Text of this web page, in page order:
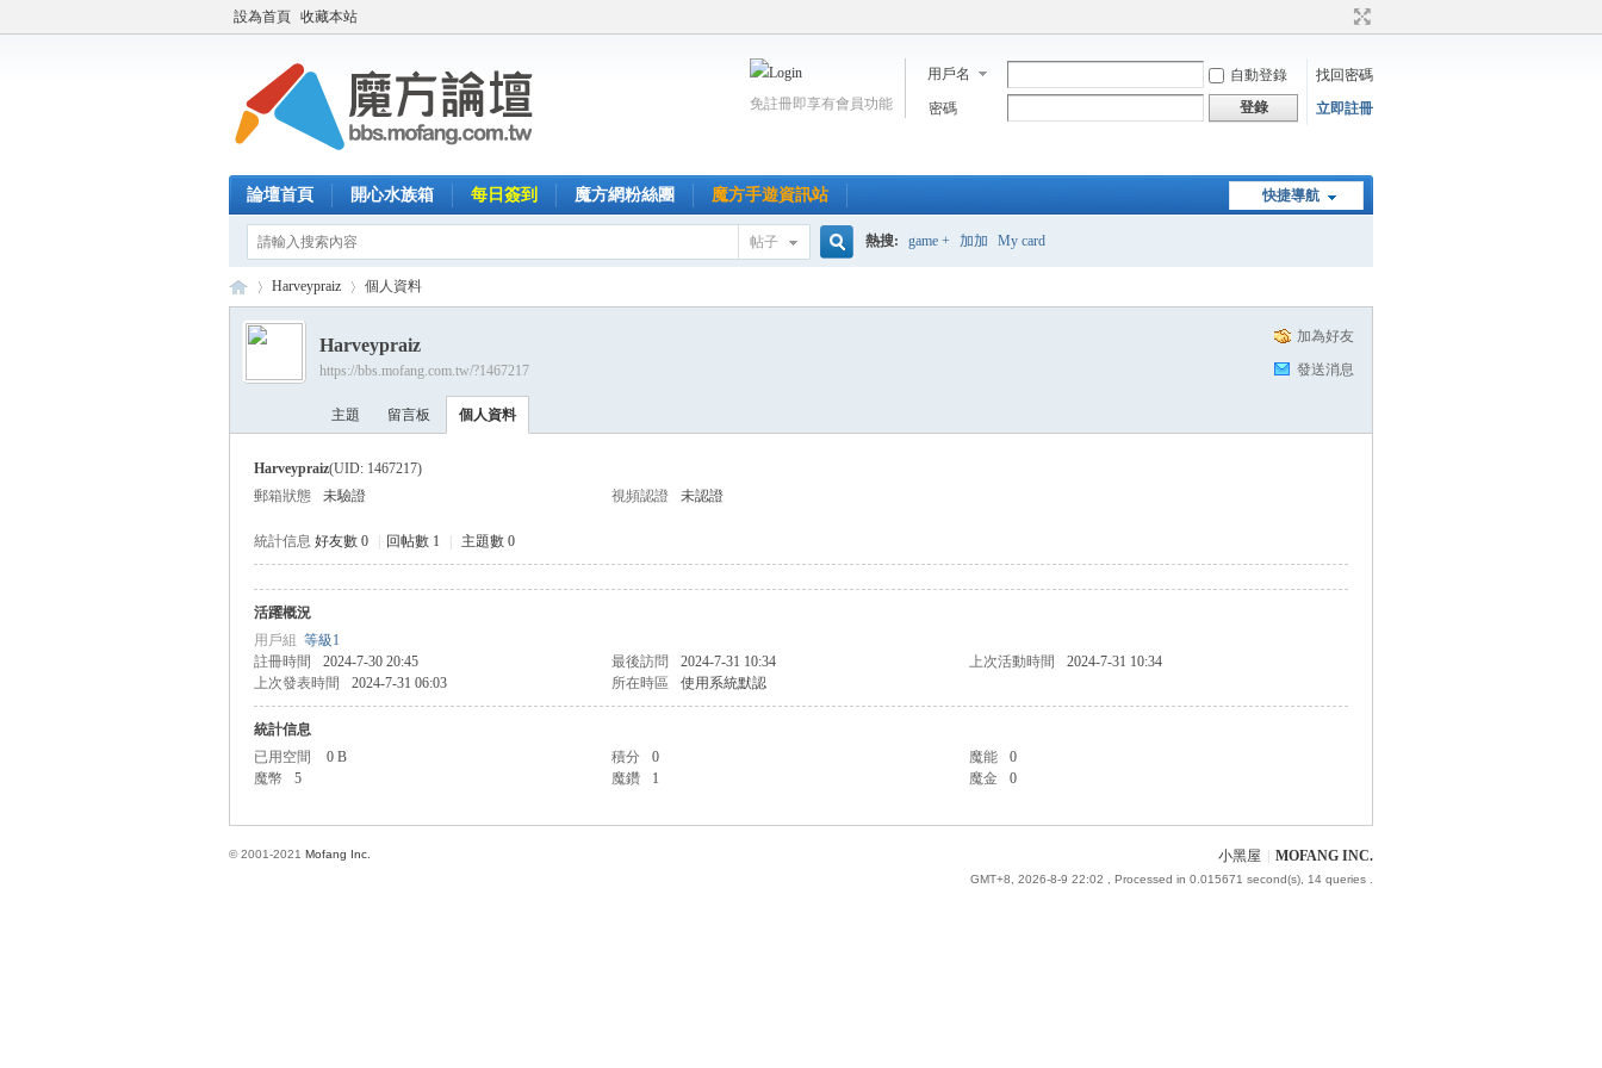
設為首頁 收藏本站
用戶名 自動登錄
找回密碼
密碼
登錄 立即註冊
免註冊即享有會員功能
快捷導航
論壇首頁 開心水族箱 每日簽到 魔方網粉絲團 魔方手遊資訊站
帖子 熱搜: game + 加加 My card
›
Harveypraiz 個人資料
加為好友
發送消息
Harveypraiz
https://bbs.mofang.com.tw/?1467217
主題 留言板 個人資料
Harveypraiz(UID: 1467217)
郵箱狀態
未驗證 視頻認證 未認證
統計信息 好友數 0 回帖數 1 主題數 0
活躍概況
用戶組 等級1
註冊時間
2024-7-30 20:45 最後訪問 2024-7-31 10:34 上次活動時間
2024-7-31 10:34
上次發表時間
2024-7-31 06:03 所在時區 使用系統默認
統計信息
已用空間
0 B 積分 0 魔能
0
魔幣
5 魔鑽 1 魔金 0
小黑屋 MOFANG INC.
GMT+8, 2026-8-9 22:02 , Processed in 0.015671 second(s), 14 queries .
© 2001-2021 Mofang Inc.